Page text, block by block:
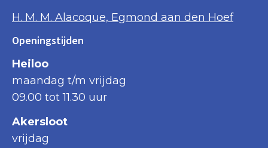
H. M. M. Alacoque, Egmond aan den Hoef
Openingstijden
Heiloo
maandag t/m vrijdag
09.00 tot 11.30 uur
Akersloot
vrijdag